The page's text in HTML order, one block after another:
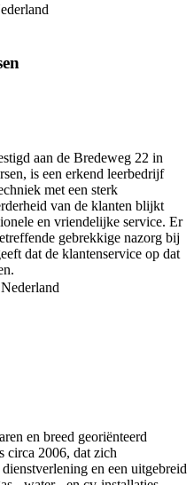
aan de Bredeweg 22 in
is een erkend leerbedrijf
met een sterk
van de klanten blijkt
en vriendelijke service. Er
gebrekkige nazorg bij
dat de klantenservice op dat
en breed georiënteerd
circa 2006, dat zich
en een uitgebreid